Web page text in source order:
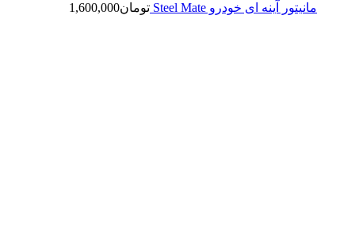
مانیتور آینه ای خودرو Steel Mate تومان1,600,000